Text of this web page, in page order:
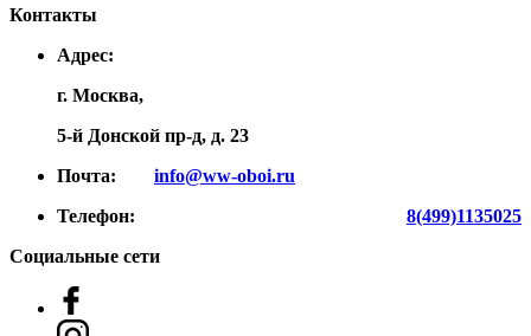
Контакты
Адрес:
г. Москва,
5-й Донской пр-д, д. 23
Почта: info@ww-oboi.ru
Телефон:
8(499)1135025
Социальные сети